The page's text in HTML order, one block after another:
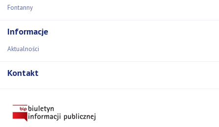
Fontanny
Informacje
Aktualności
Kontakt